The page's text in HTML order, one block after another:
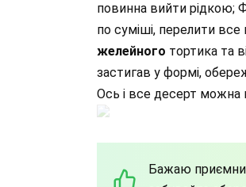
повинна вийти рідкою;
по суміші, перелити
желейного тортика та
застигав у формі,
Ось і все десерт можна
Бажаю